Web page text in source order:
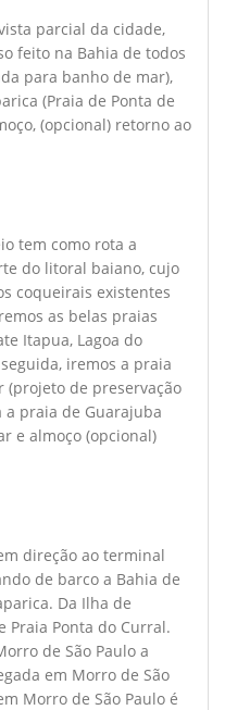
parcial da cidade,
feito na Bahia de todos
para banho de mar),
(Praia de Ponta de
(opcional) retorno ao
tem como rota a
do litoral baiano, cujo
coqueirais existentes
as belas praias
Itapua, Lagoa do
iremos a praia
(projeto de preservação
praia de Guarajuba
e almoço (opcional)
direção ao terminal
de barco a Bahia de
Da Ilha de
Praia Ponta do Curral.
de São Paulo a
em Morro de São
Morro de São Paulo é